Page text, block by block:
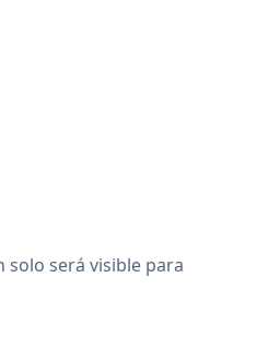
solo será visible para